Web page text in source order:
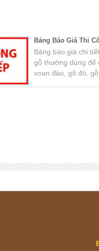
Bảng Báo Giá Thi
Bảng báo giá chi
gỗ thường dùng để
xoan đào, gõ đỏ,